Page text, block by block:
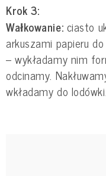
Krok 3:
Wałkowanie: ciasto
arkuszami papieru
– wykładamy nim
odcinamy.
wkładamy do lodówki.